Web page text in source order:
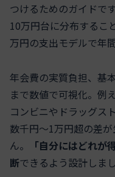
つけるためのガイドで
10万円台に分布するこ
万円の支出モデルで年
年会費の実質負担、基
まで数値で可視化。例
コンビニやドラッグス
数千円～1万円超の差
ん。
「自分にはどれ
断できるよう設計しまし